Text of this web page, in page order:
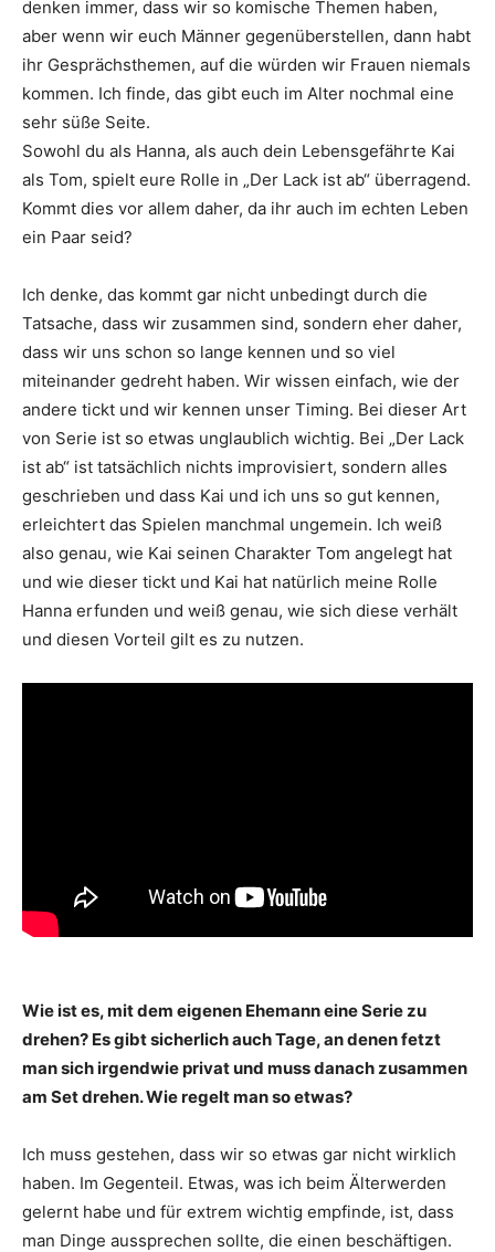
denken immer, dass wir so komische Themen haben,
aber wenn wir euch Männer gegenüberstellen, dann habt
ihr Gesprächsthemen, auf die würden wir Frauen niemals
kommen. Ich finde, das gibt euch im Alter nochmal eine
sehr süße Seite.
Sowohl du als Hanna, als auch dein Lebensgefährte Kai
als Tom, spielt eure Rolle in „Der Lack ist ab“ überragend.
Kommt dies vor allem daher, da ihr auch im echten Leben
ein Paar seid?
Ich denke, das kommt gar nicht unbedingt durch die
Tatsache, dass wir zusammen sind, sondern eher daher,
dass wir uns schon so lange kennen und so viel
miteinander gedreht haben. Wir wissen einfach, wie der
andere tickt und wir kennen unser Timing. Bei dieser Art
von Serie ist so etwas unglaublich wichtig. Bei „Der Lack
ist ab“ ist tatsächlich nichts improvisiert, sondern alles
geschrieben und dass Kai und ich uns so gut kennen,
erleichtert das Spielen manchmal ungemein. Ich weiß
also genau, wie Kai seinen Charakter Tom angelegt hat
und wie dieser tickt und Kai hat natürlich meine Rolle
Hanna erfunden und weiß genau, wie sich diese verhält
und diesen Vorteil gilt es zu nutzen.
Wie ist es, mit dem eigenen Ehemann eine Serie zu
drehen? Es gibt sicherlich auch Tage, an denen fetzt
man sich irgendwie privat und muss danach zusammen
am Set drehen. Wie regelt man so etwas?
Ich muss gestehen, dass wir so etwas gar nicht wirklich
haben. Im Gegenteil. Etwas, was ich beim Älterwerden
gelernt habe und für extrem wichtig empfinde, ist, dass
man Dinge aussprechen sollte, die einen beschäftigen.